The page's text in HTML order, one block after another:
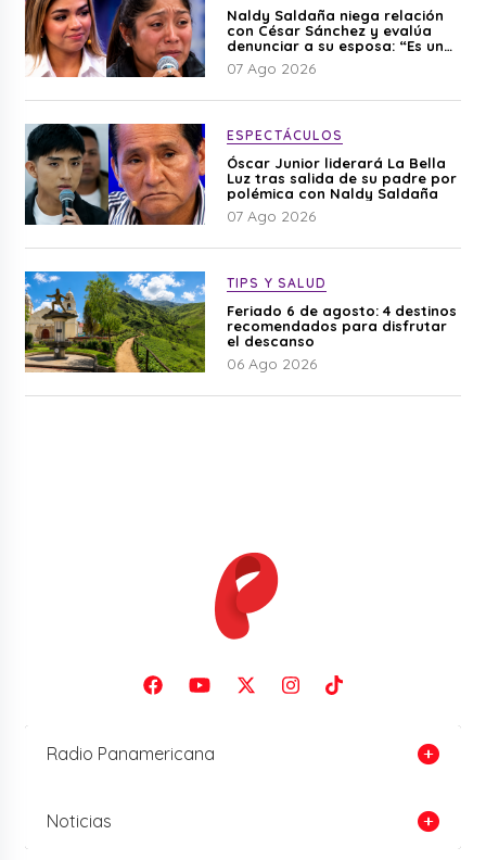
Naldy Saldaña niega relación
con César Sánchez y evalúa
denunciar a su esposa: “Es una
difamación”
07 Ago 2026
ESPECTÁCULOS
Óscar Junior liderará La Bella
Luz tras salida de su padre por
polémica con Naldy Saldaña
07 Ago 2026
TIPS Y SALUD
Feriado 6 de agosto: 4 destinos
recomendados para disfrutar
el descanso
06 Ago 2026
Radio Panamericana
Noticias